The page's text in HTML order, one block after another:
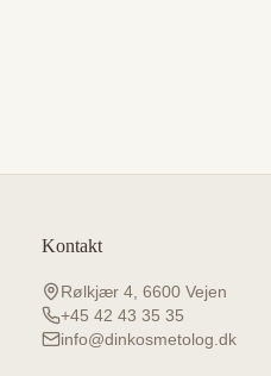
Kontakt
Rølkjær 4, 6600 Vejen
+45 42 43 35 35
info@dinkosmetolog.dk